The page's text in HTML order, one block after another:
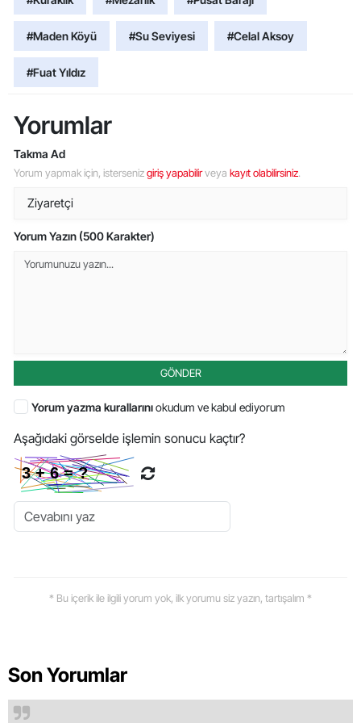
#Maden Köyü #Su Seviyesi #Celal Aksoy
#Fuat Yıldız
Yorumlar
Takma Ad
Yorum yapmak için, istersenizgiriş yapabilirveya kayıt olabilirsiniz.
Yorum Yazın (500 Karakter)
GÖNDER
Yorum yazma kurallarınıokudum ve kabul ediyorum
Aşağıdaki görselde işlemin sonucu kaçtır?
* Bu içerik ile ilgili yorum yok, ilk yorumu siz yazın, tartışalım *
Son Yorumlar